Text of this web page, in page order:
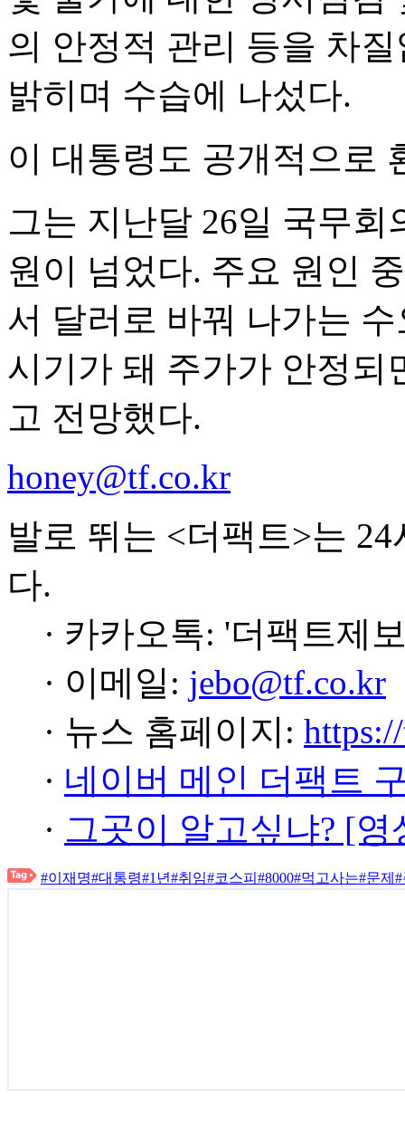
의 안정적 관리 등을 차
밝히며 수습에 나섰다.
이 대통령도 공개적으로
그는 지난달 26일 국무
원이 넘었다. 주요 원인
서 달러로 바꿔 나가는
시기가 돼 주가가 안정되
고 전망했다.
honey@tf.co.kr
발로 뛰는 <더팩트>는
다.
· 카카오톡: '더팩트제
· 이메일: jebo@tf.co.kr
· 뉴스 홈페이지:
· 네이버 메인 더팩트
· 그곳이 알고싶냐? [
#이재명#대통령#1년#취임#코스피 #8000#먹고사는#문제